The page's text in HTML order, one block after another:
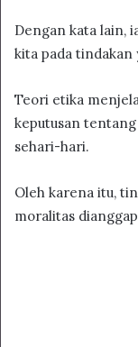
Dengan kata lain,
kita pada tindakan
Teori etika
keputusan
sehari-hari.
Oleh karena itu,
moralitas